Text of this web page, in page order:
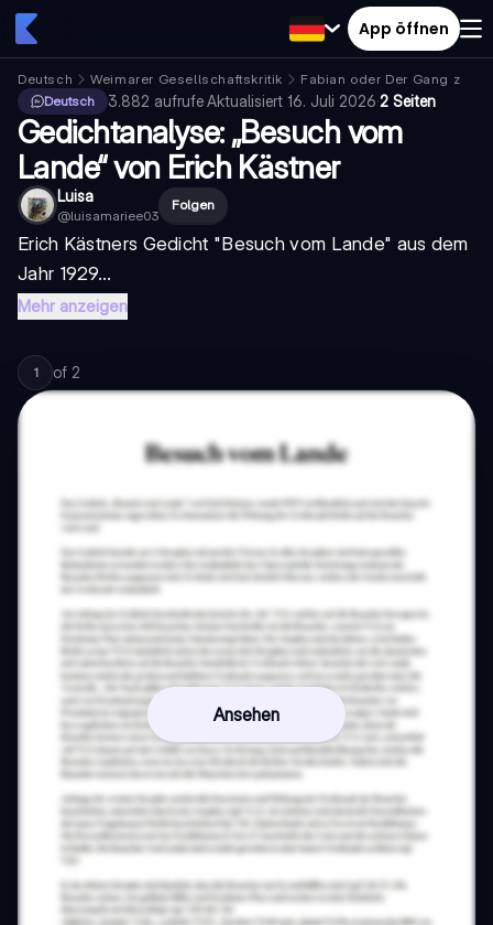
App öffnen
Deutsch Weimarer Gesellschaftskritik
Fabian oder Der Gang zu
Deutsch
3.882 aufrufe·Aktualisiert 16. Juli 2026·2 Seiten
Gedichtanalyse: „Besuch vom
Lande“ von Erich Kästner
Luisa
@luisamariee03
Folgen
Erich Kästners Gedicht "Besuch vom Lande" aus dem
Jahr 1929...
Mehr anzeigen
1 of 2
Ansehen